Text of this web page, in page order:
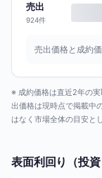
売出
924件
売出価格と成約
※ 成約価格は直近2年の
出価格は現時点で掲載中
はなく市場全体の目安と
表面利回り（投資